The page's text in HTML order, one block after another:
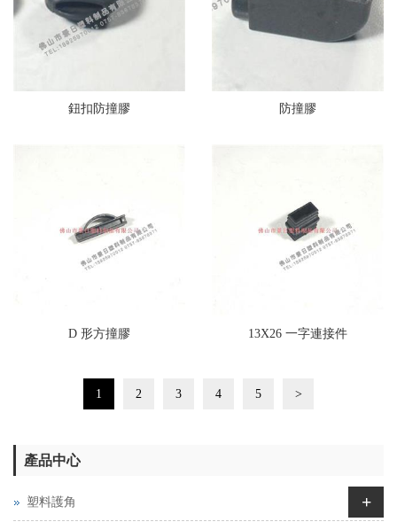
鈕扣防撞膠 防撞膠
D 形方撞膠 13X26 一字連接件
1 2 3 4 5 >
產品中心
塑料護角 +